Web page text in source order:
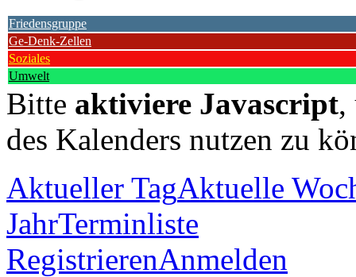
Friedensgruppe
Ge-Denk-Zellen
Soziales
Umwelt
Bitte aktiviere Javascript,
des Kalenders nutzen zu
Aktueller TagAktuelle
JahrTerminliste
RegistrierenAnmelden